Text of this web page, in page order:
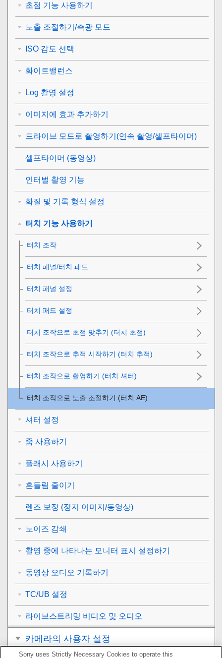
초점 기능 사용하기
노출 조절하기/측광 모드
ISO 감도 선택
화이트밸런스
Log 촬영 설정
이미지에 효과 추가하기
드라이브 모드로 촬영하기(연속 촬영/셀프타이머)
셀프타이머 (동영상)
인터벌 촬영 기능
화질 및 기록 형식 설정
터치 기능 사용하기
터치 조작
터치 패널/터치 패드
터치 패널 설정
터치 패드 설정
터치 조작으로 초점 맞추기 (터치 초점)
터치 조작으로 추적 시작하기 (터치 추적)
터치 조작으로 촬영하기 (터치 셔터)
터치 조작으로 노출 조절하기 (터치 AE)
셔터 설정
줌 사용하기
플래시 사용하기
흔들림 줄이기
렌즈 보정 (정지 이미지/동영상)
노이즈 감쇄
촬영 중에 나타나는 모니터 표시 설정하기
동영상 오디오 기록하기
TC/UB 설정
라이브스트리밍 비디오 및 오디오
카메라의 사용자 설정
Sony uses Strictly Necessary Cookies to operate this